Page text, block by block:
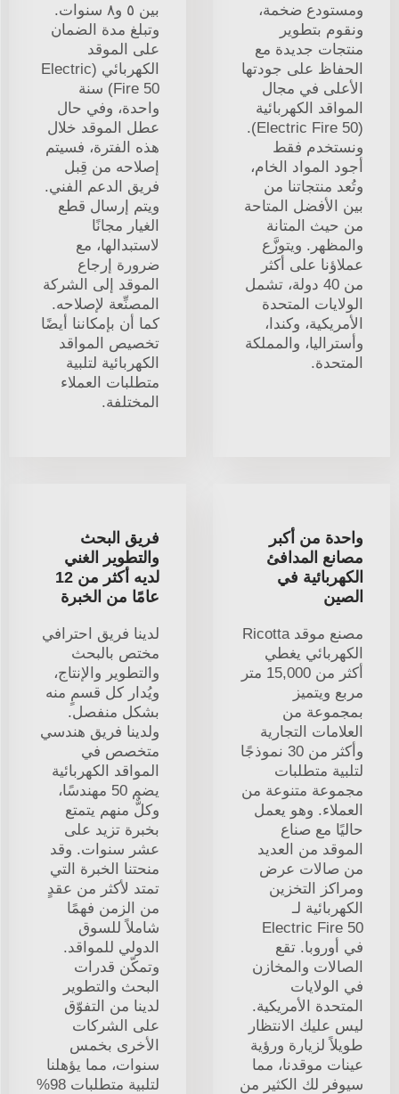
ومستودع ضخمة،
ونقوم بتطوير
منتجات جديدة مع
الحفاظ على جودتها
الأعلى في مجال
المواقد الكهربائية
(Electric Fire 50).
ونستخدم فقط
أجود المواد الخام،
وتُعد منتجاتنا من
بين الأفضل المتاحة
من حيث المتانة
والمظهر. ويتوزَّع
عملاؤنا على أكثر
من 40 دولة، تشمل
الولايات المتحدة
الأمريكية، وكندا،
وأستراليا، والمملكة
المتحدة.
بين ٥ و٨ سنوات.
وتبلغ مدة الضمان
على الموقد
الكهربائي (Electric
Fire 50) سنة
واحدة، وفي حال
عطل الموقد خلال
هذه الفترة، فسيتم
إصلاحه من قِبل
فريق الدعم الفني.
ويتم إرسال قطع
الغيار مجانًا
لاستبدالها، مع
ضرورة إرجاع
الموقد إلى الشركة
المصنِّعة لإصلاحه.
كما أن بإمكاننا أيضًا
تخصيص المواقد
الكهربائية لتلبية
متطلبات العملاء
المختلفة.
واحدة من أكبر
مصانع المدافئ
الكهربائية في
الصين
مصنع موقد Ricotta
الكهربائي يغطي
أكثر من 15,000 متر
مربع ويتميز
بمجموعة من
العلامات التجارية
وأكثر من 30 نموذجًا
لتلبية متطلبات
مجموعة متنوعة من
العملاء. وهو يعمل
حاليًا مع صناع
الموقد من العديد
من صالات عرض
ومراكز التخزين
الكهربائية لـ
Electric Fire 50
في أوروبا. تقع
الصالات والمخازن
في الولايات
المتحدة الأمريكية.
ليس عليك الانتظار
طويلاً لزيارة ورؤية
عينات موقدنا، مما
سيوفر لك الكثير من
فريق البحث
والتطوير الغني
لديه أكثر من 12
عامًا من الخبرة
لدينا فريق احترافي
مختص بالبحث
والتطوير والإنتاج،
ويُدار كل قسمٍ منه
بشكل منفصل.
ولدينا فريق هندسي
متخصص في
المواقد الكهربائية
يضم 50 مهندسًا،
وكلٌّ منهم يتمتع
بخبرة تزيد على
عشر سنوات. وقد
منحتنا الخبرة التي
تمتد لأكثر من عقدٍ
من الزمن فهمًا
شاملاً للسوق
الدولي للمواقد.
وتمكّن قدرات
البحث والتطوير
لدينا من التفوّق
على الشركات
الأخرى بخمس
سنوات، مما يؤهلنا
لتلبية متطلبات 98%